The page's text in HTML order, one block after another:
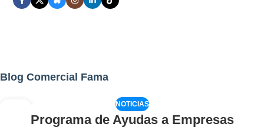
Blog Comercial Fama
NOTICIAS
Programa de Ayudas a Empresas